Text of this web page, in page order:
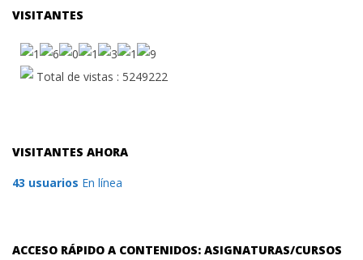
VISITANTES
Total de vistas : 5249222
VISITANTES AHORA
43 usuarios En línea
ACCESO RÁPIDO A CONTENIDOS: ASIGNATURAS/CURSOS